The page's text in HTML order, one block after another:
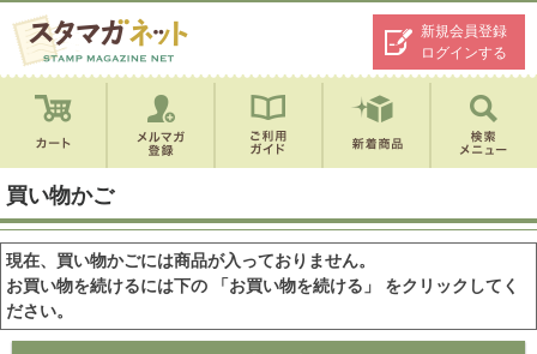
新規会員登録
ログインする
買い物かご
現在、買い物かごには商品が入っておりません。
お買い物を続けるには下の 「お買い物を続ける」 をクリックしてく
ださい。